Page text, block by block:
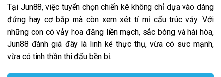
Tại Jun88, việc tuyển chọn chiến kê không chỉ dựa vào dáng
đứng hay cơ bắp mà còn xem xét tỉ mỉ cấu trúc vảy. Với
những con có vảy hoa đăng liền mạch, sắc bóng và hài hòa,
Jun88 đánh giá đây là linh kê thực thụ, vừa có sức mạnh,
vừa có tinh thần thi đấu bền bỉ.